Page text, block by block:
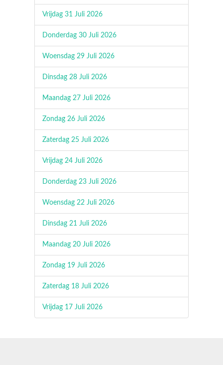
Vrijdag 31 Juli 2026
Donderdag 30 Juli 2026
Woensdag 29 Juli 2026
Dinsdag 28 Juli 2026
Maandag 27 Juli 2026
Zondag 26 Juli 2026
Zaterdag 25 Juli 2026
Vrijdag 24 Juli 2026
Donderdag 23 Juli 2026
Woensdag 22 Juli 2026
Dinsdag 21 Juli 2026
Maandag 20 Juli 2026
Zondag 19 Juli 2026
Zaterdag 18 Juli 2026
Vrijdag 17 Juli 2026